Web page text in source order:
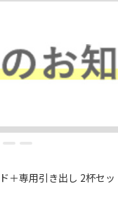
＋専用引き出し 2杯セ